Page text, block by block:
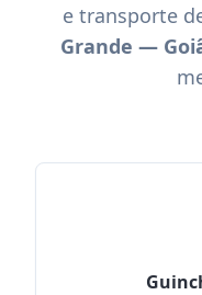
e transporte
Grande —